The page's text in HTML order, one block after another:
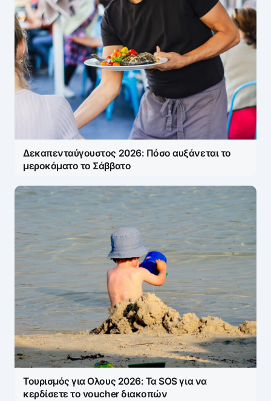
Δεκαπενταύγουστος 2026: Πόσο αυξάνεται το
μεροκάματο το Σάββατο
Τουρισμός για Ολους 2026: Τα SOS για να
κερδίσετε το voucher διακοπών